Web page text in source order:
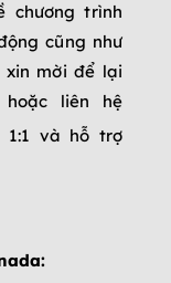
chương trình
cũng như
mời để lại
liên hệ
và hỗ trợ